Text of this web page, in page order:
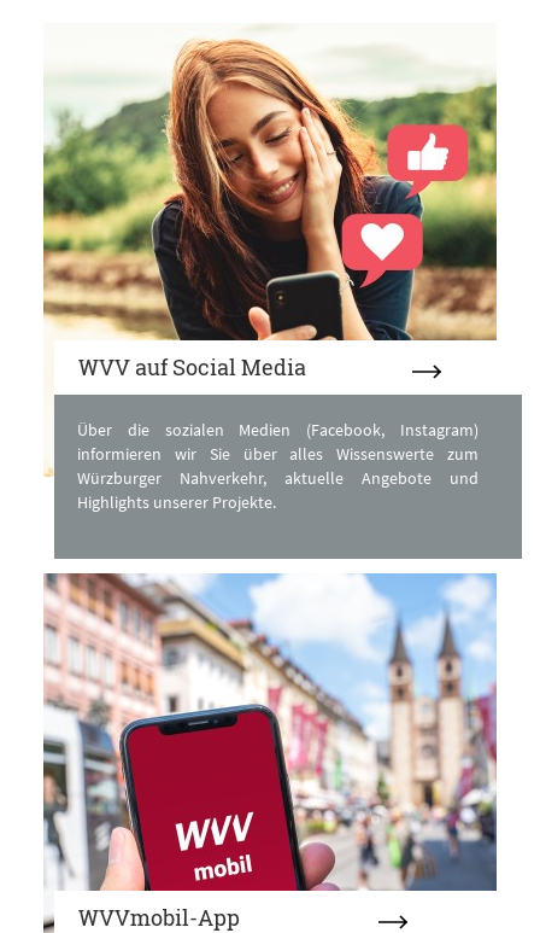
WVV auf Social Media
Über die sozialen Medien (Facebook, Instagram)
informieren wir Sie über alles Wissenswerte zum
Würzburger Nahverkehr, aktuelle Angebote und
Highlights unserer Projekte.
WVVmobil-App